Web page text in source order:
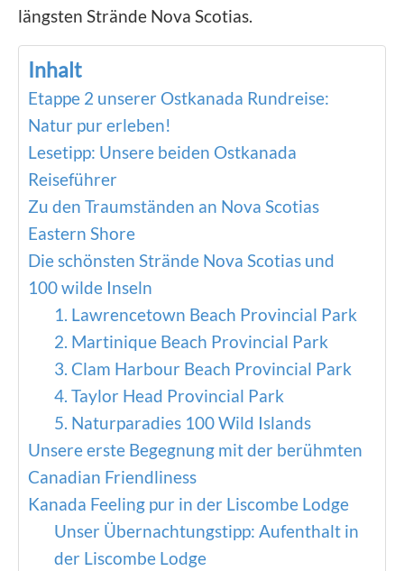
längsten Strände Nova Scotias.
Inhalt
Etappe 2 unserer Ostkanada Rundreise:
Natur pur erleben!
Lesetipp: Unsere beiden Ostkanada
Reiseführer
Zu den Traumständen an Nova Scotias
Eastern Shore
Die schönsten Strände Nova Scotias und
100 wilde Inseln
1. Lawrencetown Beach Provincial Park
2. Martinique Beach Provincial Park
3. Clam Harbour Beach Provincial Park
4. Taylor Head Provincial Park
5. Naturparadies 100 Wild Islands
Unsere erste Begegnung mit der berühmten
Canadian Friendliness
Kanada Feeling pur in der Liscombe Lodge
Unser Übernachtungstipp: Aufenthalt in
der Liscombe Lodge